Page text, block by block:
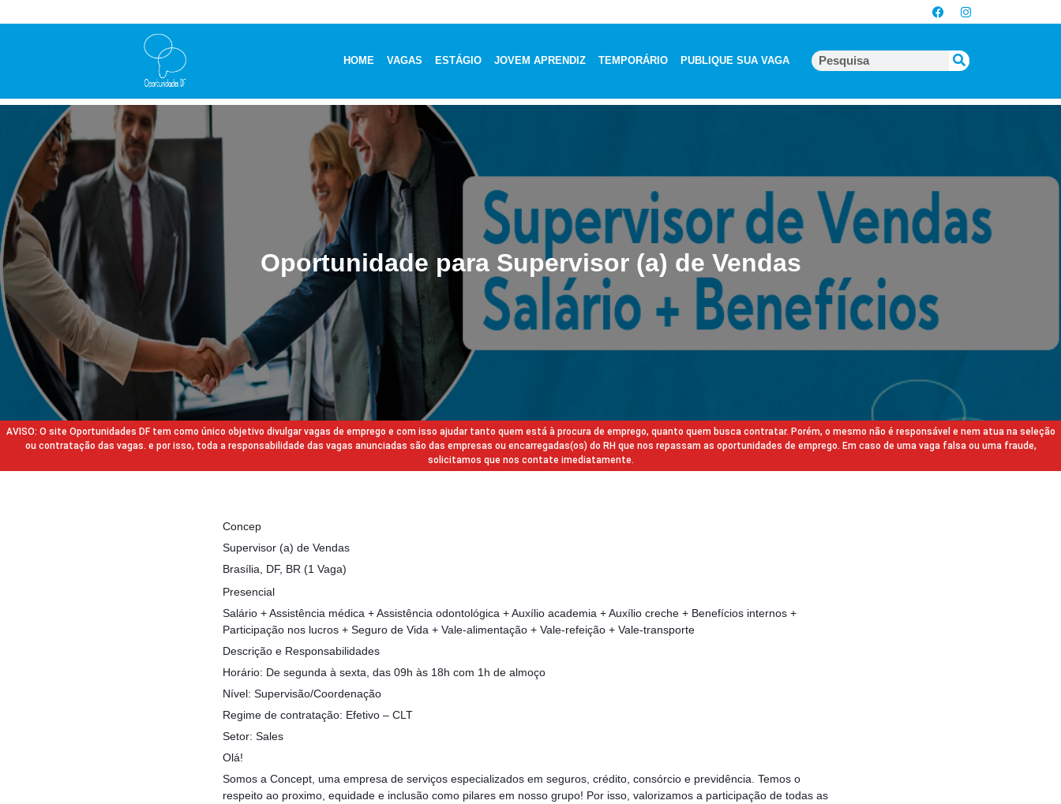
HOME VAGAS ESTÁGIO JOVEM APRENDIZ TEMPORÁRIO PUBLIQUE SUA VAGA
Oportunidade para Supervisor (a) de Vendas
AVISO: O site Oportunidades DF tem como único objetivo divulgar vagas de emprego e com isso ajudar tanto quem está à procura de emprego, quanto quem busca contratar. Porém, o mesmo não é responsável e nem atua na seleção
ou contratação das vagas. e por isso, toda a responsabilidade das vagas anunciadas são das empresas ou encarregadas(os) do RH que nos repassam as oportunidades de emprego. Em caso de uma vaga falsa ou uma fraude,
solicitamos que nos contate imediatamente.
Concep
Supervisor (a) de Vendas
Brasília, DF, BR (1 Vaga)
Presencial
Salário + Assistência médica + Assistência odontológica + Auxílio academia + Auxílio creche + Benefícios internos +
Participação nos lucros + Seguro de Vida + Vale-alimentação + Vale-refeição + Vale-transporte
Descrição e Responsabilidades
Horário: De segunda à sexta, das 09h às 18h com 1h de almoço
Nível: Supervisão/Coordenação
Regime de contratação: Efetivo – CLT
Setor: Sales
Olá!
Somos a Concept, uma empresa de serviços especializados em seguros, crédito, consórcio e previdência. Temos o
respeito ao proximo, equidade e inclusão como pilares em nosso grupo! Por isso, valorizamos a participação de todas as